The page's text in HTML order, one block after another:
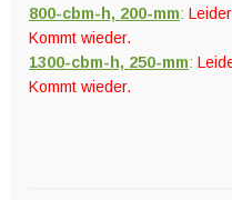
800-cbm-h, 200-mm:
Kommt wieder.
1300-cbm-h, 250-mm:
Kommt wieder.